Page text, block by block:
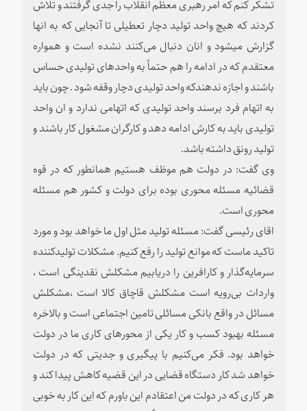
کردند که هیچ واحد تولید دچار تعطیلی تا آنجایی که به انها
گزارش میشود و انان دنبال می‌کنند نشده است و همواره
معتقدم که در ادامه را هم حتماً به واحدهای تولیدی حساس
باشند و اجازه ندهندکه واحد تولیدی دچار وقفه شود . چون باید
به اتهام فرد برسند واحد تولیدی که اتهامی ندارد و ان واحد
تولیدی باید به کارش ادامه دهد و کارگران مشغول کار باشند و
تولید رونق داشته باشد.
وی گفت: در دولت هم موظف هستیم همانطور که در قوه
قضائیه مسئله محوری بوده برای دولت و کشور هم مسئله
محوری است.
اقای رئیسی گفت: مسئله تولید مثل اول ما خواهد بود و مورد
تاکید ماست که موانع تولید را رفع کنیم. مشکلات تولیدکننده
سرمایه‌گذار و کارافرین را دریابیم مشکلش نقدینگی است ،
واردات بی‌رویه است مشکلش قاچاق کالا است ،مشکلش
مسائل در واقع بانکی مسائلی تامین اجتماعی است و بالاخره
مسئله بهبود کسب و کار یکی از محورهای کاری ما در دولت
خواهد بود. فکر می‌کنیم با پیگیری و جدیتی که در دولت
خواهد شد کار دستگاه قضایی در این قضیه کاهش پیدا کند و
هر کاری که در دولت من اعتقادم این باورم که این کار به خوبی